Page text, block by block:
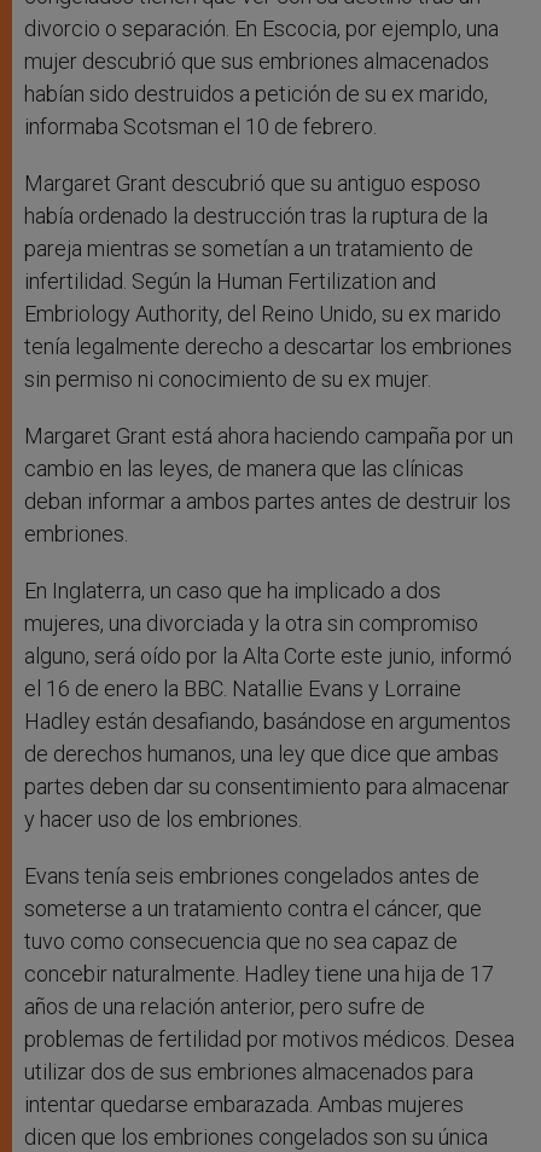
divorcio o separación. En Escocia, por ejemplo, una
mujer descubrió que sus embriones almacenados
habían sido destruidos a petición de su ex marido,
informaba Scotsman el 10 de febrero.
Margaret Grant descubrió que su antiguo esposo
había ordenado la destrucción tras la ruptura de la
pareja mientras se sometían a un tratamiento de
infertilidad. Según la Human Fertilization and
Embriology Authority, del Reino Unido, su ex marido
tenía legalmente derecho a descartar los embriones
sin permiso ni conocimiento de su ex mujer.
Margaret Grant está ahora haciendo campaña por un
cambio en las leyes, de manera que las clínicas
deban informar a ambos partes antes de destruir los
embriones.
En Inglaterra, un caso que ha implicado a dos
mujeres, una divorciada y la otra sin compromiso
alguno, será oído por la Alta Corte este junio, informó
el 16 de enero la BBC. Natallie Evans y Lorraine
Hadley están desafiando, basándose en argumentos
de derechos humanos, una ley que dice que ambas
partes deben dar su consentimiento para almacenar
y hacer uso de los embriones.
Evans tenía seis embriones congelados antes de
someterse a un tratamiento contra el cáncer, que
tuvo como consecuencia que no sea capaz de
concebir naturalmente. Hadley tiene una hija de 17
años de una relación anterior, pero sufre de
problemas de fertilidad por motivos médicos. Desea
utilizar dos de sus embriones almacenados para
intentar quedarse embarazada. Ambas mujeres
dicen que los embriones congelados son su única